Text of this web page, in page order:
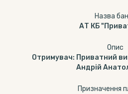
Назва
АТ КБ
Опис
Отримувач: Приватний
Андрій
Призначення